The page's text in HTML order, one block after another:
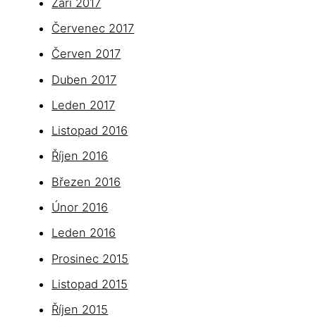
Červenec 2017
Červen 2017
Duben 2017
Leden 2017
Listopad 2016
Říjen 2016
Březen 2016
Únor 2016
Leden 2016
Prosinec 2015
Listopad 2015
Říjen 2015